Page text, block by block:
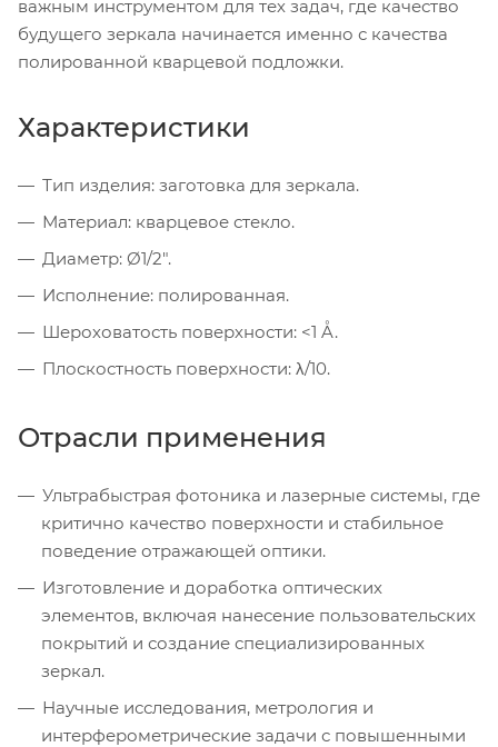
важным инструментом для тех задач, где качество
будущего зеркала начинается именно с качества
полированной кварцевой подложки.
Характеристики
Тип изделия: заготовка для зеркала.
Материал: кварцевое стекло.
Диаметр: Ø1/2".
Исполнение: полированная.
Шероховатость поверхности: <1 Å.
Плоскостность поверхности: λ/10.
Отрасли применения
Ультрабыстрая фотоника и лазерные системы, где
критично качество поверхности и стабильное
поведение отражающей оптики.
Изготовление и доработка оптических
элементов, включая нанесение пользовательских
покрытий и создание специализированных
зеркал.
Научные исследования, метрология и
интерферометрические задачи с повышенными